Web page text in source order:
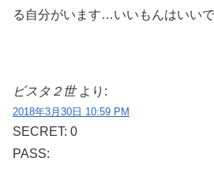
る自分がいます…いいもんはいい
ビスタ２世 より:
2018年3月30日 10:59 PM
SECRET: 0
PASS: